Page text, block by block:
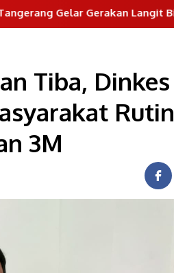
Langit Biru dan Aksi
Tiba, Dinkes
Rutin
3M